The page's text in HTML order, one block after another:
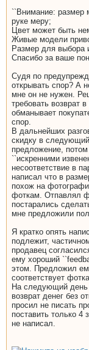
``Внимание: размер
руке меру;
Цвет может быть
Живые модели
Размер для выбора
Спасибо за ваше
Судя по
открывать спор? А
мне он не нужен.
требовать возврат
обманывает
спор.
В дальнейших
скидку в
предложение,
``искренними
несоответствие в
написал что в
похож на
фоткам. Отпавлял
постарались
мне предложили
Я кратко опять
подлежит,
продавец
ему хороший
этом. Предложил
соответствует
На следующий день
возврат денег без
просил не писать
поставить только 4
не написал.